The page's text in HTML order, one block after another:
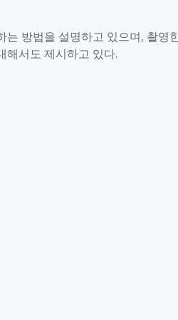
는 방법을 설명하고 있으며, 촬영
해서도 제시하고 있다.